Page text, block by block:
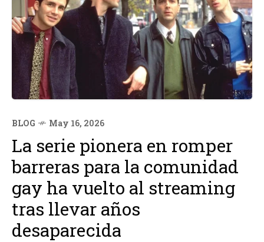
BLOG May 16, 2026
La serie pionera en romper
barreras para la comunidad
gay ha vuelto al streaming
tras llevar años
desaparecida